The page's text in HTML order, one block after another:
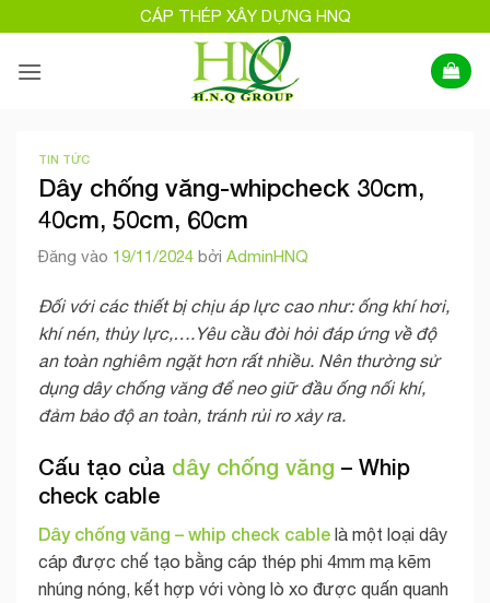
qua
nội
CÁP THÉP XÂY DỰNG HNQ
TIN TỨC
Dây chống văng-whipcheck 30cm,
40cm, 50cm, 60cm
Đăng vào 19/11/2024 bởi AdminHNQ
Đối với các thiết bị chịu áp lực cao như: ống khí hơi,
khí nén, thủy lực,….Yêu cầu đòi hỏi đáp ứng về độ
an toàn nghiêm ngặt hơn rất nhiều. Nên thường sử
dụng dây chống văng để neo giữ đầu ống nối khí,
đảm bảo độ an toàn, tránh rủi ro xảy ra.
Cấu tạo của dây chống văng – Whip
check cable
Dây chống văng – whip check cable là một loại dây
cáp được chế tạo bằng cáp thép phi 4mm mạ kẽm
nhúng nóng, kết hợp với vòng lò xo được quấn quanh